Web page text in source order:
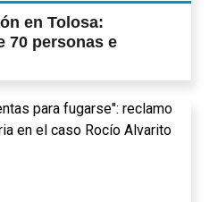
en Tolosa:
70 personas e